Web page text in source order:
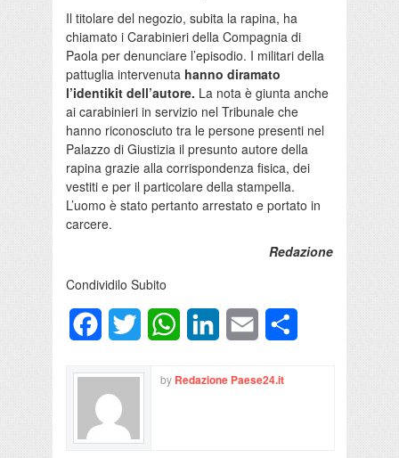
Il titolare del negozio, subita la rapina, ha
chiamato i Carabinieri della Compagnia di
Paola per denunciare l’episodio. I militari della
pattuglia intervenuta hanno diramato
l’identikit dell’autore. La nota è giunta anche
ai carabinieri in servizio nel Tribunale che
hanno riconosciuto tra le persone presenti nel
Palazzo di Giustizia il presunto autore della
rapina grazie alla corrispondenza fisica, dei
vestiti e per il particolare della stampella.
L’uomo è stato pertanto arrestato e portato in
carcere.
Redazione
Condividilo Subito
FacebookTwitter WhatsAppLinkedInEmail
by Redazione Paese24.it